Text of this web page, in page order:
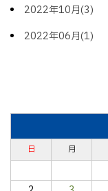
2022年10月(3)
2022年06月(1)
日 月